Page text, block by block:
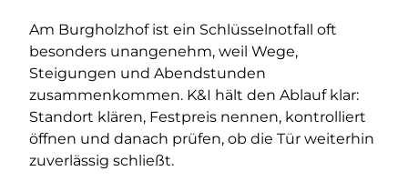
Am Burgholzhof ist ein Schlüsselnotfall oft
besonders unangenehm, weil Wege,
Steigungen und Abendstunden
zusammenkommen. K&I hält den Ablauf klar:
Standort klären, Festpreis nennen, kontrolliert
öffnen und danach prüfen, ob die Tür weiterhin
zuverlässig schließt.